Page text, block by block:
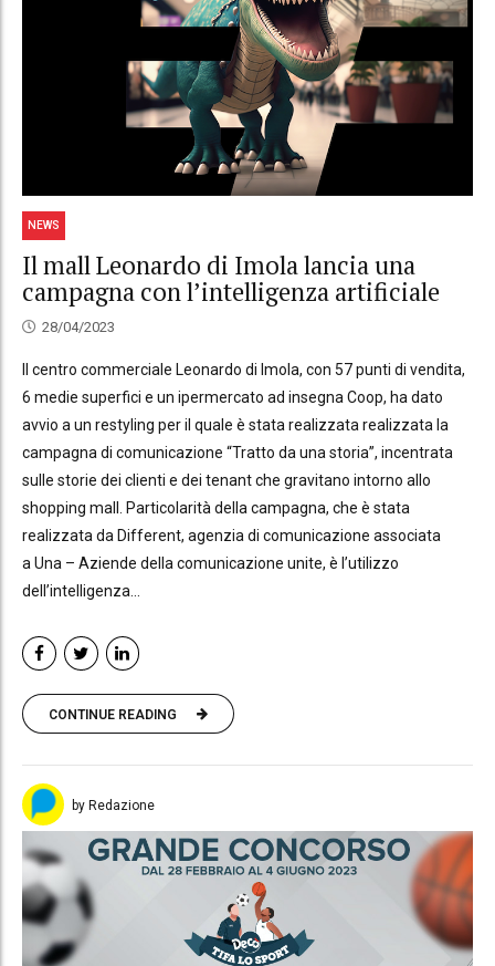
NEWS
Il mall Leonardo di Imola lancia una
campagna con l’intelligenza artificiale
28/04/2023
Il centro commerciale Leonardo di Imola, con 57 punti di vendita,
6 medie superfici e un ipermercato ad insegna Coop, ha dato
avvio a un restyling per il quale è stata realizzata realizzata la
campagna di comunicazione “Tratto da una storia”, incentrata
sulle storie dei clienti e dei tenant che gravitano intorno allo
shopping mall. Particolarità della campagna, che è stata
realizzata da Different, agenzia di comunicazione associata
a Una – Aziende della comunicazione unite, è l’utilizzo
dell’intelligenza...
CONTINUE READING
by Redazione